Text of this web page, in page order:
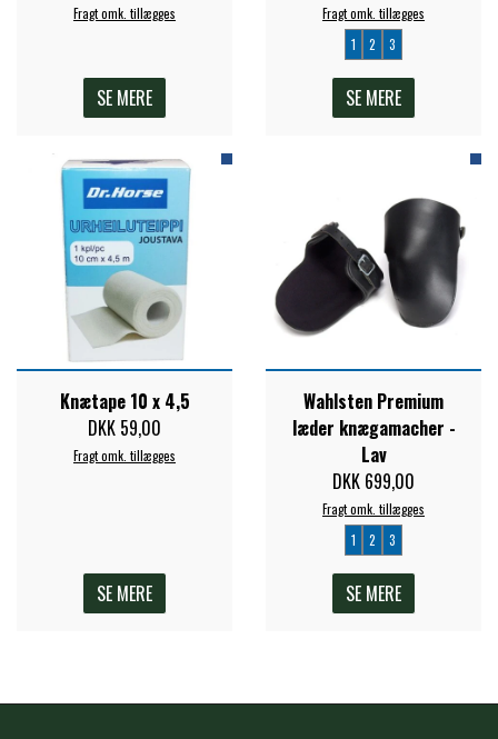
Fragt omk. tillægges
SE MERE
Fragt omk. tillægges
1
2 3
SE MERE
Knætape 10 x 4,5
DKK 59,00
Fragt omk. tillægges
SE MERE
Wahlsten Premium
læder knægamacher -
Lav
DKK 699,00
Fragt omk. tillægges
1
2 3
SE MERE